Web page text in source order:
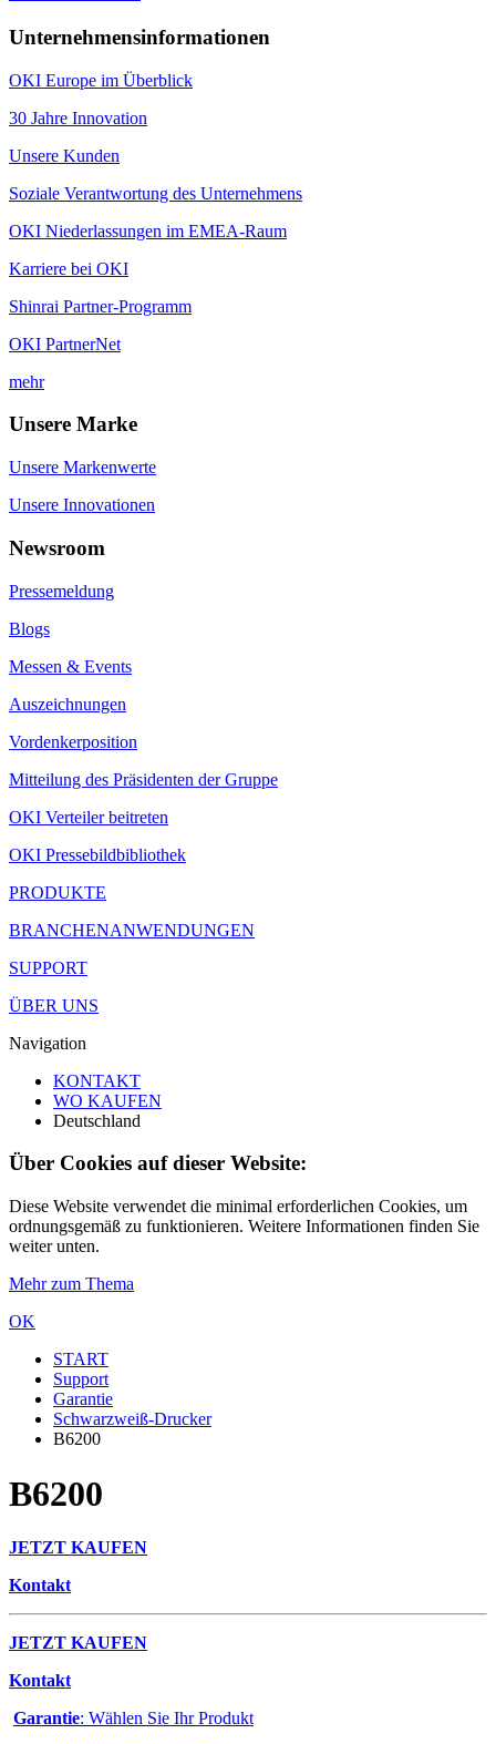
Unternehmensinformationen
OKI Europe im Überblick
30 Jahre Innovation
Unsere Kunden
Soziale Verantwortung des Unternehmens
OKI Niederlassungen im EMEA-Raum
Karriere bei OKI
Shinrai Partner-Programm
OKI PartnerNet
mehr
Unsere Marke
Unsere Markenwerte
Unsere Innovationen
Newsroom
Pressemeldung
Blogs
Messen & Events
Auszeichnungen
Vordenkerposition
Mitteilung des Präsidenten der Gruppe
OKI Verteiler beitreten
OKI Pressebildbibliothek
PRODUKTE
BRANCHENANWENDUNGEN
SUPPORT
ÜBER UNS
Navigation
KONTAKT
WO KAUFEN
Deutschland
Über Cookies auf dieser Website:
Diese Website verwendet die minimal erforderlichen Cookies, um
ordnungsgemäß zu funktionieren. Weitere Informationen finden Sie
weiter unten.
Mehr zum Thema
OK
START
Support
Garantie
Schwarzweiß-Drucker
B6200
B6200
JETZT KAUFEN
Kontakt
JETZT KAUFEN
Kontakt
Garantie: Wählen Sie Ihr Produkt